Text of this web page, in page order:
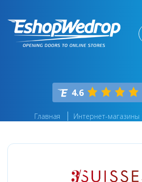
4.6
Главная Интернет-магазины